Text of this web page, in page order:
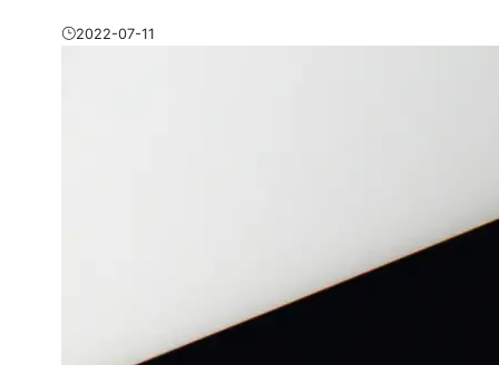
2022-07-11